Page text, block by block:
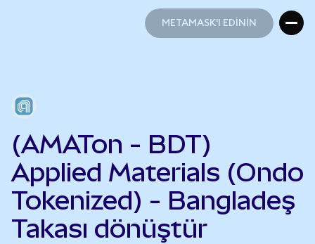
METAMASK'I EDİNİN
(AMATon - BDT)
Applied Materials (Ondo
Tokenized) - Bangladeş
Takası dönüştür